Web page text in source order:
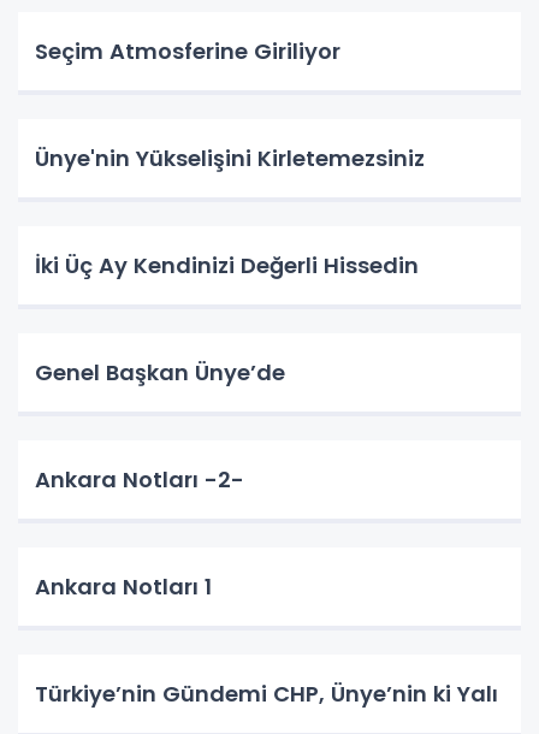
Seçim Atmosferine Giriliyor
Ünye'nin Yükselişini Kirletemezsiniz
İki Üç Ay Kendinizi Değerli Hissedin
Genel Başkan Ünye’de
Ankara Notları -2-
Ankara Notları 1
Türkiye’nin Gündemi CHP, Ünye’nin ki Yalı